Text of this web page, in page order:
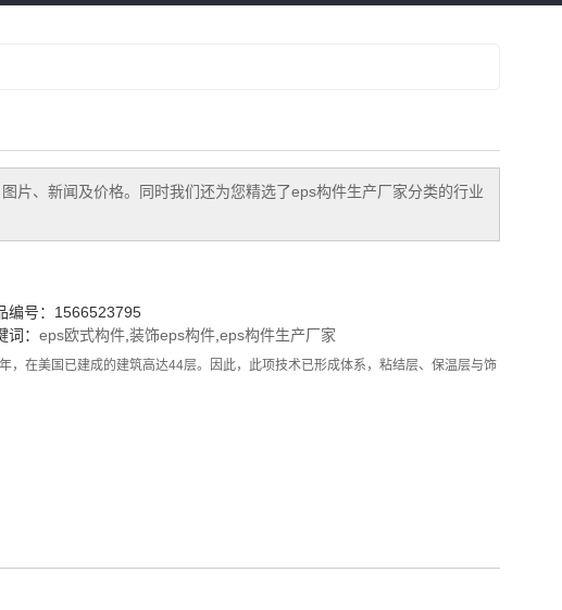
片、新闻及价格。同时我们还为您精选了eps构件生产厂家分类的行业
编号：1566523795
词： eps欧式构件 装饰eps构件 eps构件生产厂家
在美国已建成的建筑高达44层。因此，此项技术已形成体系，粘结层、保温层与饰